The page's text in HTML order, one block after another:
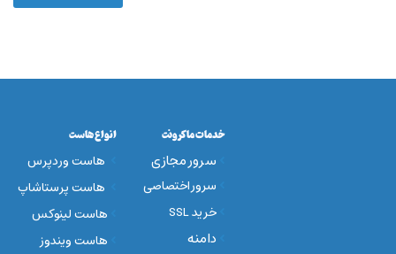
انواع هاست
هاست وردپرس
هاست پرستاشاپ
هاست لینوکس
هاست ویندوز
خدمات ماکرونت
سرور مجازی
سرور اختصاصی
خرید SSL
دامنه